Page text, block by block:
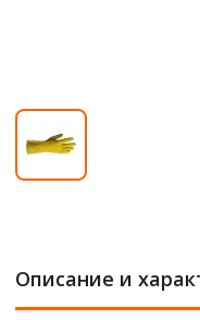
Описание и